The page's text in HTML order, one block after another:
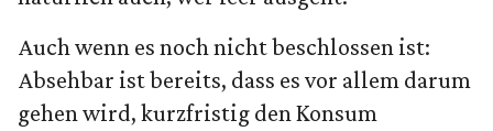
Auch wenn es noch nicht beschlossen ist:
Absehbar ist bereits, dass es vor allem darum
gehen wird, kurzfristig den Konsum